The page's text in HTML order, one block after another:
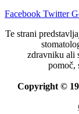
Facebook Twitter
Te strani
zdravniku ali
pomoč,
Copyright ©